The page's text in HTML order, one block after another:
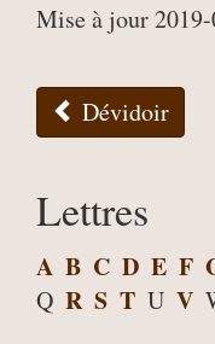
Mise à jour
Dévidoir
Lettres
A B C D E F
Q R S T U V